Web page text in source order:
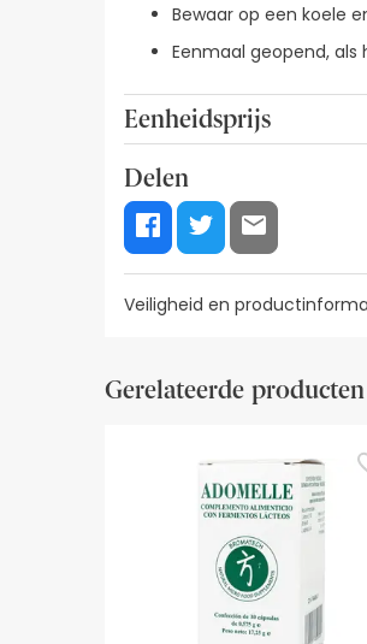
Bewaar op een koele
Eenmaal geopend,
Eenheidsprijs
Delen
Veiligheid en
Etiketinformatie
In het geval van het
raadpleeg dan je arts
Meritene® Kracht en
Dit product mag de
Voor volwassenen.
Gerelateerde producten